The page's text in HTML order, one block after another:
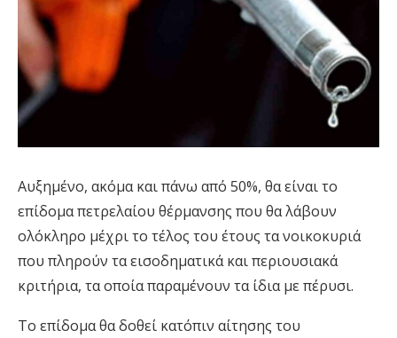
Αυξημένο, ακόμα και πάνω από 50%, θα είναι το
επίδομα πετρελαίου θέρμανσης που θα λάβουν
ολόκληρο μέχρι το τέλος του έτους τα νοικοκυριά
που πληρούν τα εισοδηματικά και περιουσιακά
κριτήρια, τα οποία παραμένουν τα ίδια με πέρυσι.
Το επίδομα θα δοθεί κατόπιν αίτησης του